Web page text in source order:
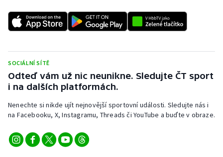
Triatlon
Vodní slalom
Volejbal
Ostatní
SOCIÁLNÍ SÍTĚ
Odteď vám už nic neunikne. Sledujte ČT sport
i na dalších platformách.
Nenechte si nikde ujít nejnovější sportovní události. Sledujte nás i
na Facebooku, X, Instagramu, Threads či YouTube a buďte v obraze.